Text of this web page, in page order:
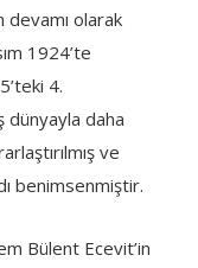
devamı olarak
1924’te
4.
dünyayla daha
ve
benimsenmiştir.
Bülent Ecevit’in